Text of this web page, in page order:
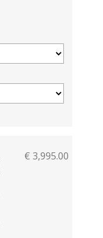
€ 3,995.00